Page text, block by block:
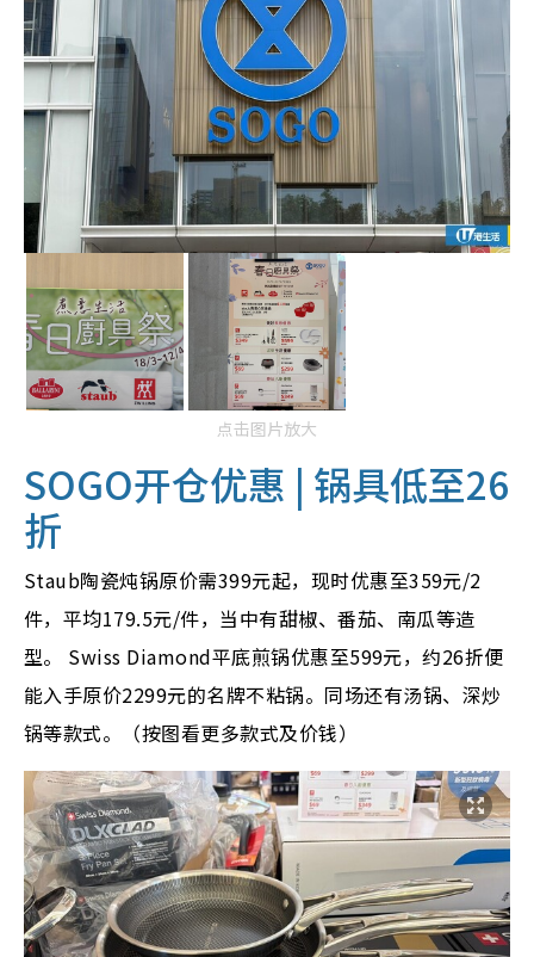
点击图片放大
SOGO开仓优惠 | 锅具低至26
折
Staub陶瓷炖锅原价需399元起，现时优惠至359元/2
件，平均179.5元/件，当中有甜椒、番茄、南瓜等造
型。
Swiss Diamond平底煎锅优惠至599元，约26折便
能入手原价2299元的名牌不粘锅。同场还有汤锅、深炒
锅等款式。（按图看更多款式及价钱）